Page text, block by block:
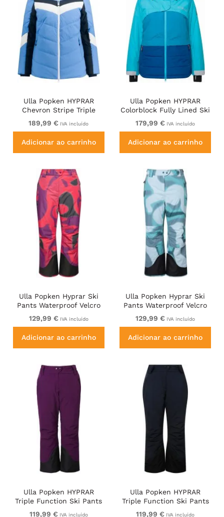
Ulla Popken HYPRAR
Chevron Stripe Triple
Function Quilted Fully
Lined Ski Jacket Pastel
189,99 € IVA incluído
Adicionar ao carrinho
Ulla Popken HYPRAR
Colorblock Fully Lined Ski
Jacket Bright Turquoise
179,99 € IVA incluído
Adicionar ao carrinho
Ulla Popken Hyprar Ski
Pants Waterproof Velcro
Closure Shaped Knees
Berry Pink
129,99 € IVA incluído
Adicionar ao carrinho
Ulla Popken Hyprar Ski
Pants Waterproof Velcro
Closure Shaped Knees Ice
Green
129,99 € IVA incluído
Adicionar ao carrinho
Ulla Popken HYPRAR
Triple Function Ski Pants
Grape Red
119,99 € IVA incluído
Ulla Popken HYPRAR
Triple Function Ski Pants
Navy
119,99 € IVA incluído